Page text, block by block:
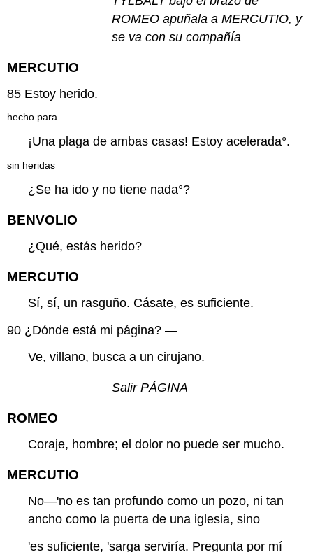
ROMEO apuñala a MERCUTIO, y
se va con su compañía
MERCUTIO
85 Estoy herido.
hecho para
¡Una plaga de ambas casas! Estoyacelerada°.
sin heridas
¿Se ha ido y no tiene nada°?
BENVOLIO
¿Qué, estás herido?
MERCUTIO
Sí, sí, un rasguño. Cásate, es suficiente.
90 ¿Dónde está mi página? —
Ve, villano, busca a un cirujano.
Salir PÁGINA
ROMEO
Coraje, hombre; el dolor no puede ser mucho.
MERCUTIO
No—'no es tan profundo como un pozo, ni tan
ancho como la puerta de una iglesia, sino
'es suficiente, 'sarga serviría. Pregunta por mí